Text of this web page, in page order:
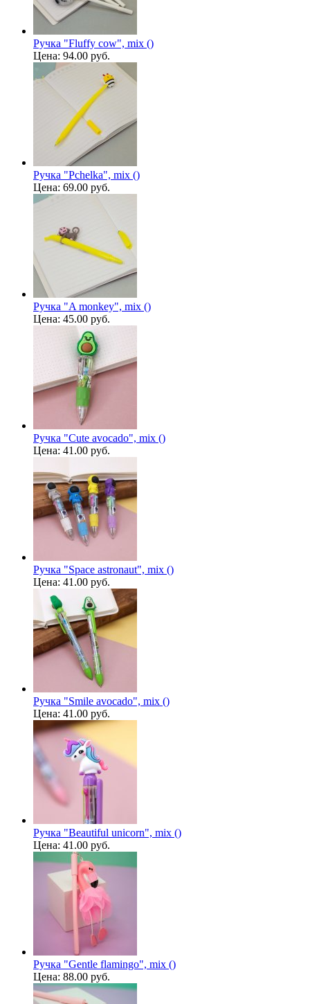
Ручка "Fluffy cow", mix ()
Цена: 94.00 руб.
Ручка "Pchelka", mix ()
Цена: 69.00 руб.
Ручка "A monkey", mix ()
Цена: 45.00 руб.
Ручка "Cute avocado", mix ()
Цена: 41.00 руб.
Ручка "Space astronaut", mix ()
Цена: 41.00 руб.
Ручка "Smile avocado", mix ()
Цена: 41.00 руб.
Ручка "Beautiful unicorn", mix ()
Цена: 41.00 руб.
Ручка "Gentle flamingo", mix ()
Цена: 88.00 руб.